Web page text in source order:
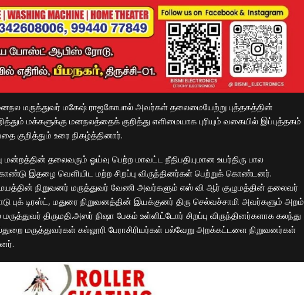
மருத்துவர் மகேஷ் ராஜகோபால் அவர்கள் தலைமையேற்று புத்தகத்தின்
மக்களுக்கு மனநலத்தைக் குறித்து எளிமையாக புரியும் வகையில் இப்புத்தகம்
குறித்தும் உரை நிகழ்த்தினார்.
தலைவரும் ஓய்வு பெற்ற மாவட்ட நீதிபதியுமான உயர்திரு பால
இதழை வெளியிட மற்ற சிறப்பு விருந்தினர்கள் பெற்றுக் கொண்டனர்.
நிறுவனர் மருத்துவர் வேணி அவர்களும் எஸ் வி ஆர் குழுமத்தின் தலைவர்
புக் டிரஸ்ட், மதுரை நிறுவனத்தின் இயக்குனர் திரு செல்வச்சாமி அவர்களும் அறம்
திருமதி.அஸர் நிஷா பேகம் உள்ளிட்டோர் சிறப்பு விருந்தினர்களாக கலந்து
மருத்துவர்கள் கல்லூரி பேராசிரியர்கள் பல்வேறு அறக்கட்டளை நிறுவனர்கள்